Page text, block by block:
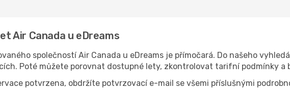
Air Canada u eDreams
společností Air Canada u eDreams je přímočará. Do našeho
Poté můžete porovnat dostupné lety, zkontrolovat tarifní podmínky a
potvrzena, obdržíte potvrzovací e-mail se všemi příslušnými